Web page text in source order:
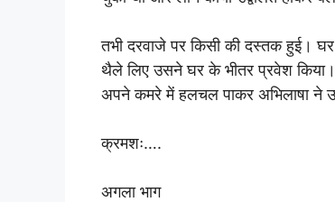
तभी दरवाजे पर किसी की दस्तक हुई।
थैले लिए उसने घर के भीतर प्रवेश
अपने कमरे में हलचल पाकर अभिलाषा ने
क्रमशः….
अगला भाग